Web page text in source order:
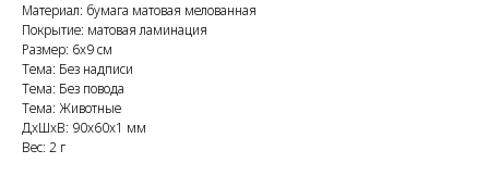
Материал: бумага матовая мелованная
Покрытие: матовая ламинация
Размер: 6x9 см
Тема: Без надписи
Тема: Без повода
Тема: Животные
ДxШxВ: 90x60x1 мм
Вес: 2 г